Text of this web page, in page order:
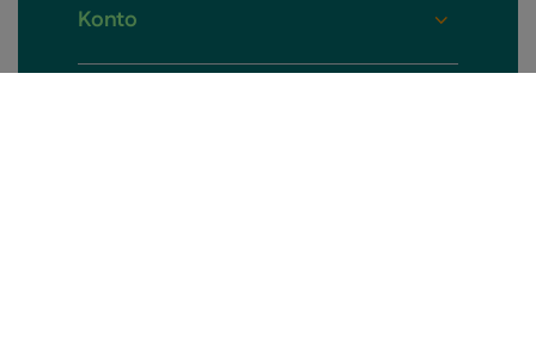
Konto